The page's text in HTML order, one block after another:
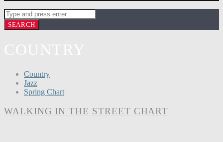
Country
Jazz
Spring Chart
WALKING IN THE STREET CHART